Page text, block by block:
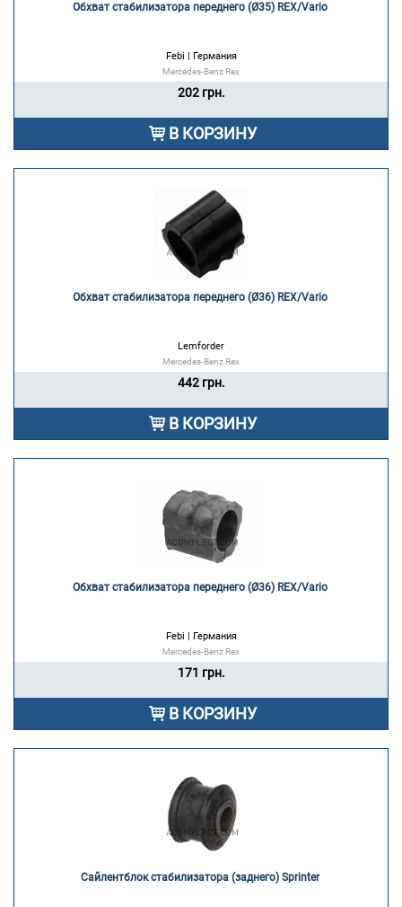
Обхват стабилизатора переднего (Ø35) REX/Vario
Febi | Германия
Mercedes-Benz Rex
202 грн.
В КОРЗИНУ
Обхват стабилизатора переднего (Ø36) REX/Vario
Lemforder
Mercedes-Benz Rex
442 грн.
В КОРЗИНУ
Обхват стабилизатора переднего (Ø36) REX/Vario
Febi | Германия
Mercedes-Benz Rex
171 грн.
В КОРЗИНУ
Сайлентблок стабилизатора (заднего) Sprinter